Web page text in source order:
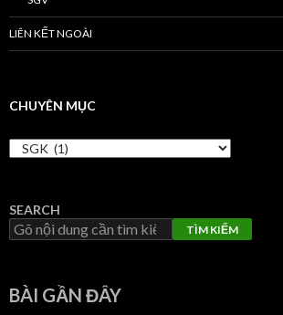
LIÊN KẾT NGOÀI
CHUYÊN MỤC
H
Ê
N
M
SEARCH
TÌM KIẾM
BÀI GẦN ĐÂY